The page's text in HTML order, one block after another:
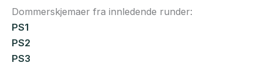
Dommerskjemaer fra innledende runder:
PS1
PS2
PS3